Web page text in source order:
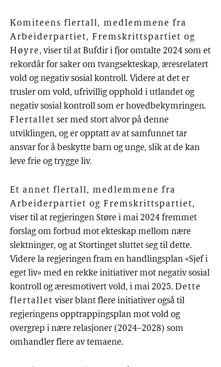
Komiteens flertall, medlemmene fra
Arbeiderpartiet, Fremskrittspartiet og
Høyre , viser til at Bufdir i fjor omtalte 2024 som et
rekordår for saker om tvangsekteskap, æresrelatert
vold og negativ sosial kontroll. Videre at det er
trusler om vold, ufrivillig opphold i utlandet og
negativ sosial kontroll som er hovedbekymringen.
Flertallet ser med stort alvor på denne
utviklingen, og er opptatt av at samfunnet tar
ansvar for å beskytte barn og unge, slik at de kan
leve frie og trygge liv.
Et annet flertall, medlemmene fra
Arbeiderpartiet og Fremskrittspartiet,
viser til at regjeringen Støre i mai 2024 fremmet
forslag om forbud mot ekteskap mellom nære
slektninger, og at Stortinget sluttet seg til dette.
Videre la regjeringen fram en handlingsplan «Sjef i
eget liv» med en rekke initiativer mot negativ sosial
kontroll og æresmotivert vold, i mai 2025. Dette
flertallet viser blant flere initiativer også til
regjeringens opptrappingsplan mot vold og
overgrep i nære relasjoner (2024–2028) som
omhandler flere av temaene.